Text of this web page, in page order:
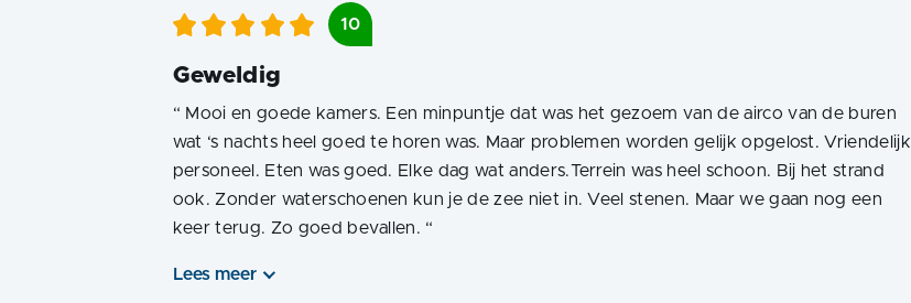
10
Geweldig
“ Mooi en goede kamers. Een minpuntje dat was het gezoem van de airco van de buren
wat ‘s nachts heel goed te horen was. Maar problemen worden gelijk opgelost. Vriendelijk
personeel. Eten was goed. Elke dag wat anders.Terrein was heel schoon. Bij het strand
ook. Zonder waterschoenen kun je de zee niet in. Veel stenen. Maar we gaan nog een
keer terug. Zo goed bevallen. “
Lees meer